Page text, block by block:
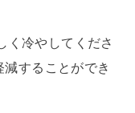
く冷やしてくださ
することができ